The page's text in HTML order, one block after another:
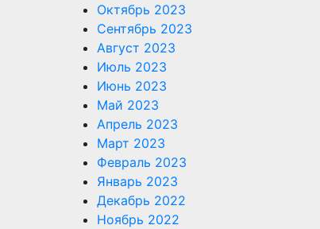
Октябрь 2023
Сентябрь 2023
Август 2023
Июль 2023
Июнь 2023
Май 2023
Апрель 2023
Март 2023
Февраль 2023
Январь 2023
Декабрь 2022
Ноябрь 2022